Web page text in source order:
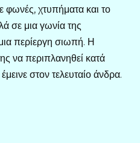
χτυπήματα και το
σε μια γωνία της
περίεργη σιωπή. Η
να περιπλανηθεί κατά
στον τελευταίο άνδρα.